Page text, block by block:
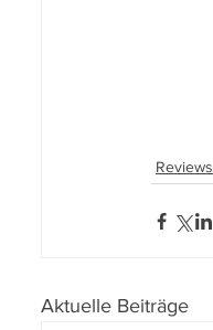
Reviews
Aktuelle Beiträge